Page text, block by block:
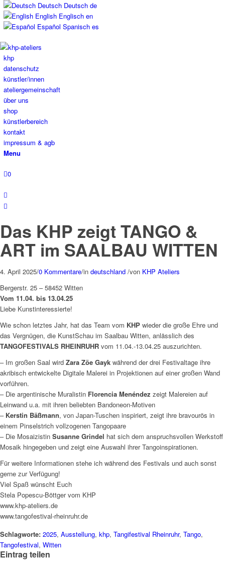
Deutsch Deutsch de
English Englisch en
Español Spanisch es
khp
datenschutz
künstler/innen
ateliergemeinschaft
über uns
shop
künstlerbereich
kontakt
impressum & agb
Menu
0
Das KHP zeigt TANGO &
ART im SAALBAU WITTEN
4. April 2025/0 Kommentare/in deutschland /von KHP Ateliers
Bergerstr. 25 – 58452 Witten
Vom 11.04. bis 13.04.25
Liebe Kunstinteressierte!
Wie schon letztes Jahr, hat das Team vom KHP wieder die große Ehre und
das Vergnügen, die KunstSchau im Saalbau Witten, anlässlich des
TANGOFESTIVALS RHEINRUHR vom 11.04.-13.04.25 auszurichten.
– Im großen Saal wird Zara Zöe Gayk während der drei Festivaltage ihre
akribisch entwickelte Digitale Malerei in Projektionen auf einer großen Wand
vorführen.
– Die argentinische Muralistin Florencia Menéndez zeigt Malereien auf
Leinwand u.a. mit ihren beliebten Bandoneon-Motiven
– Kerstin Bäßmann, von Japan-Tuschen inspiriert, zeigt ihre bravourös in
einem Pinselstrich vollzogenen Tangopaare
– Die Mosaizistin Susanne Grindel hat sich dem anspruchsvollen Werkstoff
Mosaik hingegeben und zeigt eine Auswahl ihrer Tangoinspirationen.
Für weitere Informationen stehe ich während des Festivals und auch sonst
gerne zur Verfügung!
Viel Spaß wünscht Euch
Stela Popescu-Böttger vom KHP
www.khp-ateliers.de
www.tangofestival-rheinruhr.de
Schlagworte: 2025, Ausstellung, khp, Tangifestival Rheinruhr, Tango,
Tangofestival, Witten
Eintrag teilen